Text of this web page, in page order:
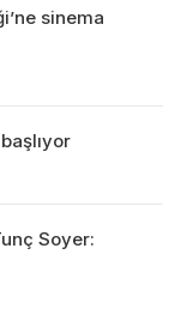
sinema
Soyer: